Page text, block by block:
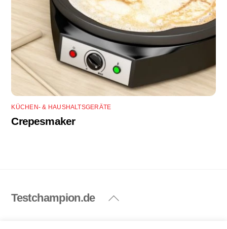
KÜCHEN- & HAUSHALTSGERÄTE
Crepesmaker
Back
Testchampion.de